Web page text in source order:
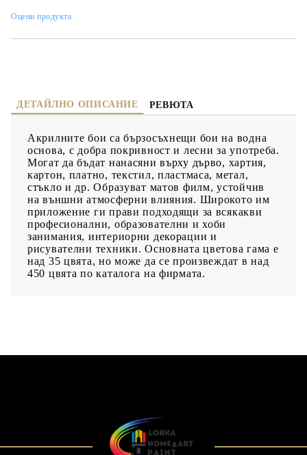
Оцени продукта
ДЕТАЙЛНО ОПИСАНИЕ РЕВЮТА
Акрилните бои са бързосъхнещи бои на водна
основа, с добра покривност и лесни за употреба.
Могат да бъдат нанасяни върху дърво, хартия,
картон, платно, текстил, пластмаса, метал,
стъкло и др. Образуват матов филм, устойчив
на външни атмосферни влияния. Широкото им
приложение ги прави подходящи за всякакви
професионални, образователни и хоби
занимания, интериорни декорации и
рисувателни техники. Основната цветова гама е
над 35 цвята, но може да се произвеждат в над
450 цвята по каталога на фирмата.